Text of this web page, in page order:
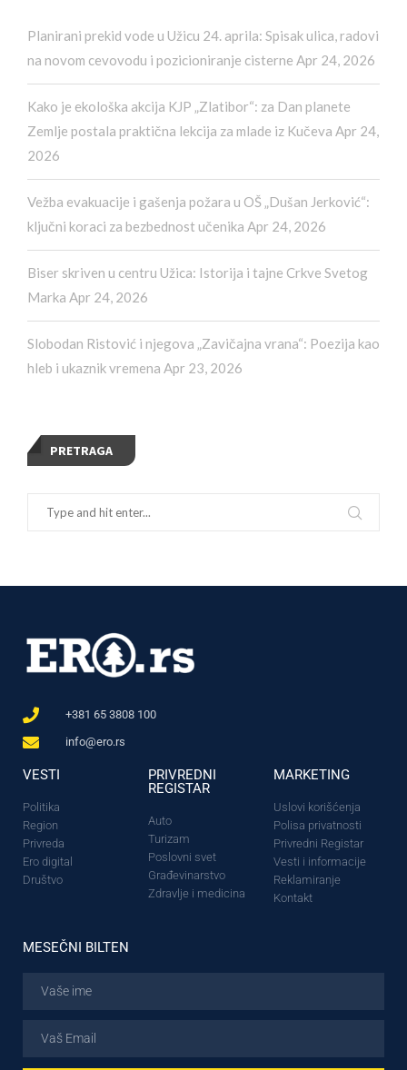
Planirani prekid vode u Užicu 24. aprila: Spisak ulica, radovi
na novom cevovodu i pozicioniranje cisterne Apr 24, 2026
Kako je ekološka akcija KJP „Zlatibor“: za Dan planete
Zemlje postala praktična lekcija za mlade iz Kučeva Apr 24,
2026
Vežba evakuacije i gašenja požara u OŠ „Dušan Jerković“:
ključni koraci za bezbednost učenika Apr 24, 2026
Biser skriven u centru Užica: Istorija i tajne Crkve Svetog
Marka Apr 24, 2026
Slobodan Ristović i njegova „Zavičajna vrana“: Poezija kao
hleb i ukaznik vremena Apr 23, 2026
PRETRAGA
+381 65 3808 100
info@ero.rs
VESTI
Politika
Region
Privreda
Ero digital
Društvo
PRIVREDNI
REGISTAR
Auto
Turizam
Poslovni svet
Građevinarstvo
Zdravlje i medicina
MARKETING
Uslovi korišćenja
Polisa privatnosti
Privredni Registar
Vesti i informacije
Reklamiranje
Kontakt
MESEČNI BILTEN